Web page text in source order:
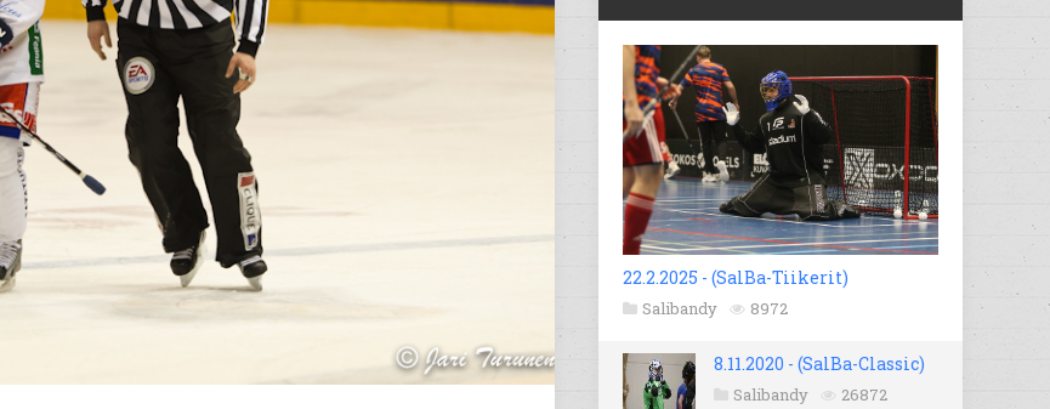
22.2.2025 - (SalBa-Tiikerit)
Salibandy 8972
8.11.2020 - (SalBa-Classic)
Salibandy 26872